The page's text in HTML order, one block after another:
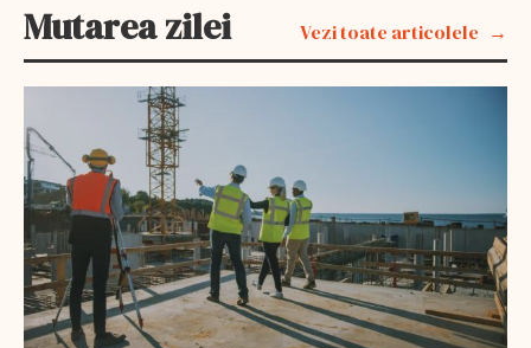
Mutarea zilei Vezi toate articolele